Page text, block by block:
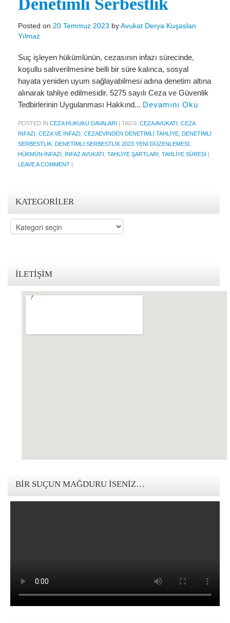
Miras Hukuku
İcra Ve İflas Hukuku
Ticaret Hukuku
İdare ve Vergi Hukuku
Basında Derya Kuşaslan
HESAPLAMA ARAÇLARI
İhbar Tazminatı Hesaplama
Kıdem Tazminatı Hesaplama
İşsizlik Maaşı Hesaplama
KVKK
Çerez ve Gizlilik Politikası
Saklama ve İmha Politikası
Denetimli Serbestlik
Posted on 20 Temmuz 2023 byAvukat Derya Kuşaslan
Yılmaz
Suç işleyen hükümlünün, cezasının infazı sürecinde,
koşullu salıverilmesine belli bir süre kalınca, sosyal
hayata yeniden uyum sağlayabilmesi adına denetim altına
alınarak tahliye edilmesidir. 5275 sayılı Ceza ve Güvenlik
Tedbirlerinin Uygulanması Hakkınd... Devamını Oku
POSTED IN CEZA HUKUKU DAVALARI | TAGS: CEZA AVUKATI CEZA
INFAZI CEZA VE INFAZI CEZAEVINDEN DENETIMLI TAHLIYE DENETIMLI
SERBESTLIK DENETIMLI SERBESTLIK 2023 YENI DÜZENLEMESI
HÜKMÜN INFAZI
İNFAZ AVUKATI TAHLIYE ŞARTLARI TAHLIYE SÜRESI |
LEAVE A COMMENT |
KATEGORILER
Kategoriler
İLETIŞIM
BIR SUÇUN MAĞDURU İSENIZ…